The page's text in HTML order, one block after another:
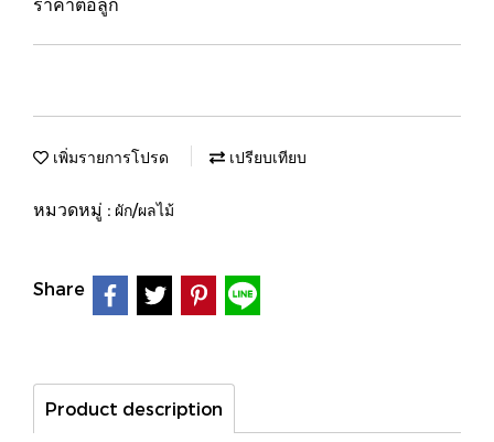
เพิ่มรายการโปรด เปรียบเทียบ
หมวดหมู่ : ผัก/ผลไม้
Share
Product description